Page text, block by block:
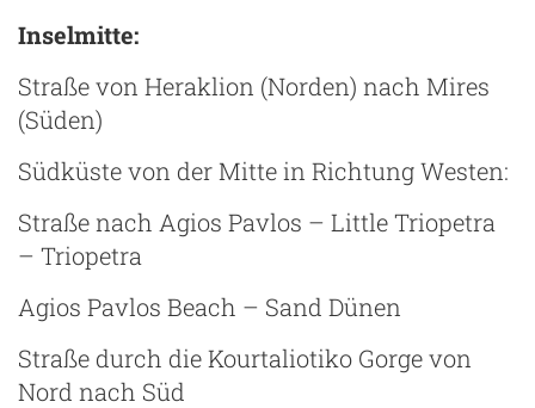
Inselmitte:
Straße von Heraklion (Norden) nach Mires
(Süden)
Südküste von der Mitte in Richtung Westen:
Straße nach Agios Pavlos – Little Triopetra
– Triopetra
Agios Pavlos Beach – Sand Dünen
Straße durch die Kourtaliotiko Gorge von
Nord nach Süd